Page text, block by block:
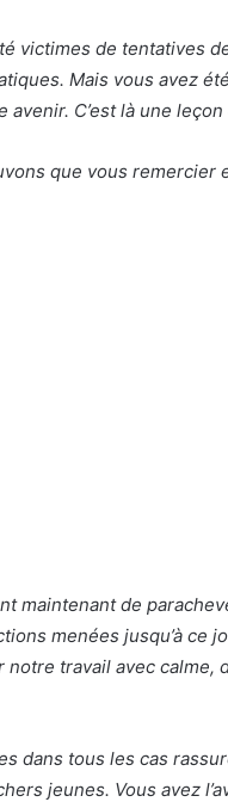
victimes de tentatives
Mais vous avez
avenir. C’est là une
que vous remercier
maintenant de
menées jusqu’à ce
notre travail avec calme,
dans tous les cas
jeunes. Vous avez